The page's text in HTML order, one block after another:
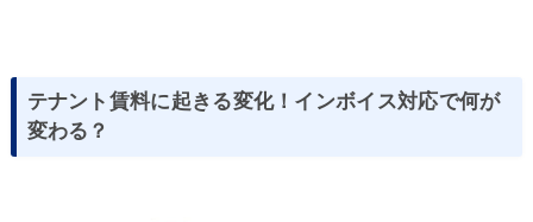
テナント賃料に起きる変化！インボイス対応で何が
変わる？